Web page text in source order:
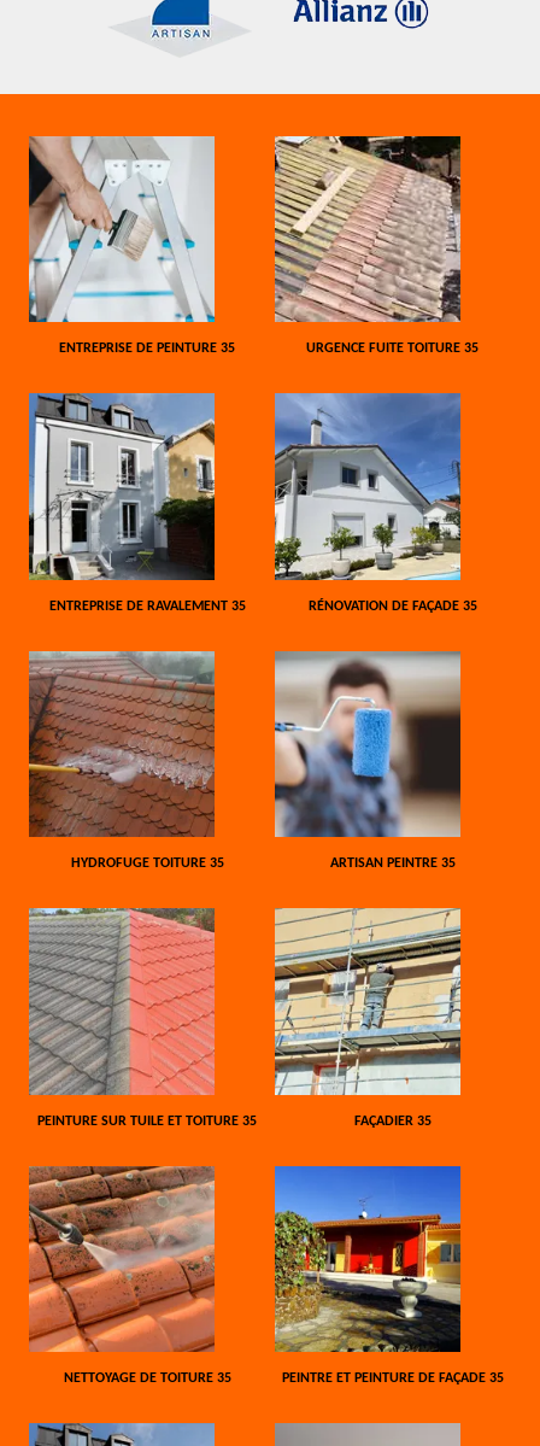
ENTREPRISE DE PEINTURE 35 URGENCE FUITE TOITURE 35
ENTREPRISE DE RAVALEMENT 35 RÉNOVATION DE FAÇADE 35
HYDROFUGE TOITURE 35 ARTISAN PEINTRE 35
PEINTURE SUR TUILE ET TOITURE 35 FAÇADIER 35
NETTOYAGE DE TOITURE 35 PEINTRE ET PEINTURE DE FAÇADE 35